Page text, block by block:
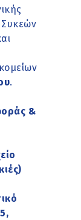
Συκεών
.
&